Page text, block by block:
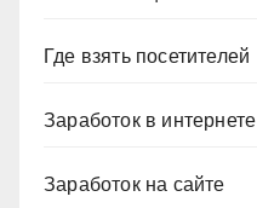
Где взять посетителей
Заработок в интернете
Заработок на сайте